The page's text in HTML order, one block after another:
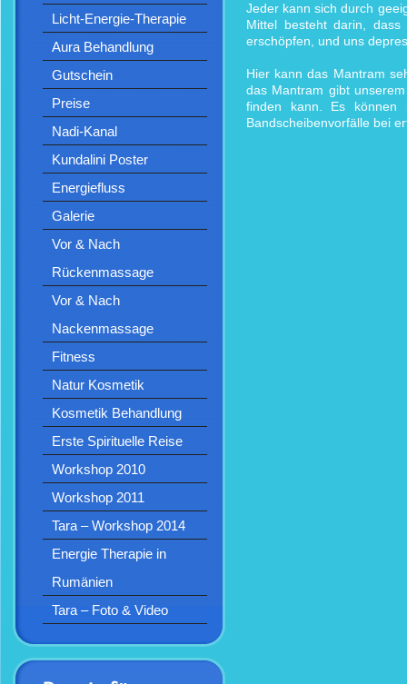
Licht-Energie-Therapie
Aura Behandlung
Gutschein
Preise
Nadi-Kanal
Kundalini Poster
Energiefluss
Galerie
Vor & Nach
Rückenmassage
Vor & Nach
Nackenmassage
Fitness
Natur Kosmetik
Kosmetik Behandlung
Erste Spirituelle Reise
Workshop 2010
Workshop 2011
Tara – Workshop 2014
Energie Therapie in
Rumänien
Tara – Foto & Video
Jeder kann sich durch
Mittel besteht darin,
erschöpfen, und uns
Hier kann das Mantram
das Mantram gibt
finden kann. Es können
Bandscheibenvorfälle bei